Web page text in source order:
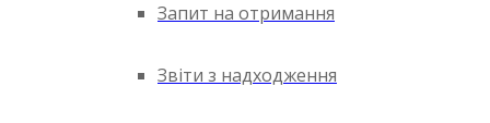
Запит на отримання
Звіти з надходження